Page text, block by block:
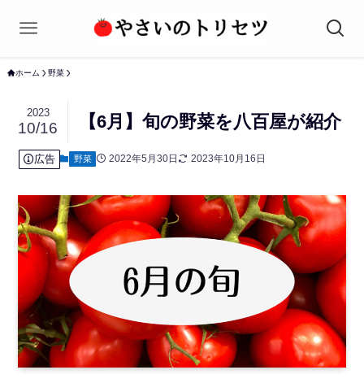
ホーム 野菜
【6月】旬の野菜を八百屋が紹介
2023
10/16
広告 野菜 2022年5月30日 2023年10月16日